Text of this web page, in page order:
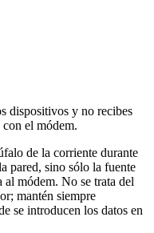
dispositivos y no recibes
el módem.
de la corriente durante
pared, sino sólo la fuente
al módem. No se trata del
mantén siempre
se introducen los datos en